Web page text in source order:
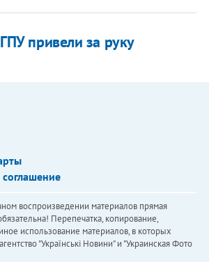
привели за руку
соглашение
воспроизведении материалов прямая
Перепечатка, копирование,
использование материалов, в которых
"Українськi Новини" и "Украинская Фото